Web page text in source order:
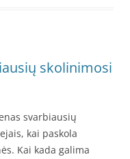
skolinimosi
svarbiausių
kai paskola
Kai kada galima